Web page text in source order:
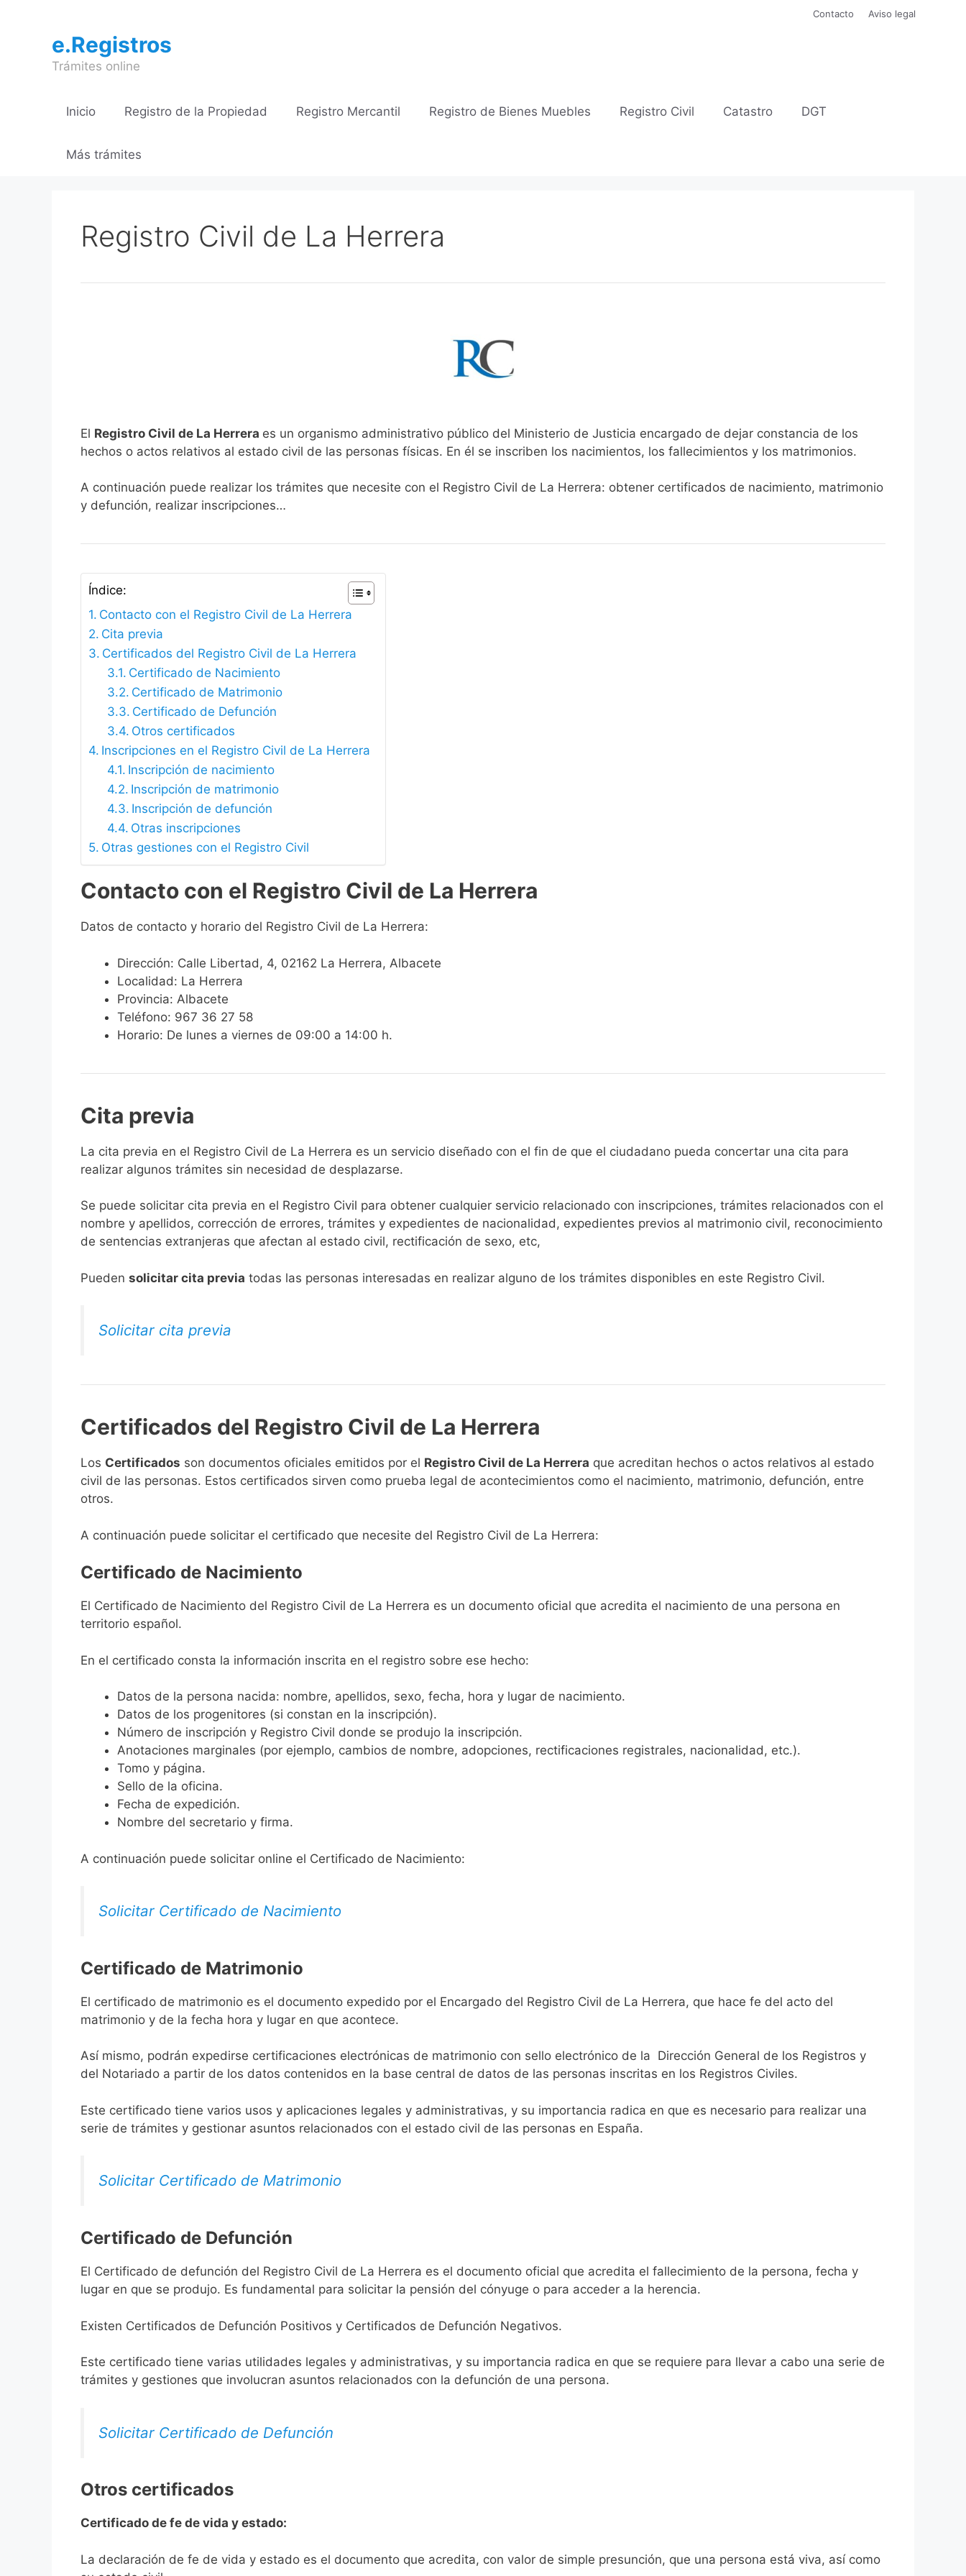
contenido
Contacto Aviso legal
e.Registros
Trámites online
Inicio Registro de la Propiedad Registro Mercantil Registro de Bienes Muebles Registro Civil Catastro DGT
Más trámites
Registro Civil de La Herrera
El Registro Civil de La Herrera es un organismo administrativo público del Ministerio de Justicia encargado de dejar constancia de los
hechos o actos relativos al estado civil de las personas físicas. En él se inscriben los nacimientos, los fallecimientos y los matrimonios.
A continuación puede realizar los trámites que necesite con el Registro Civil de La Herrera: obtener certificados de nacimiento, matrimonio
y defunción, realizar inscripciones…
Índice:
Contacto con el Registro Civil de La Herrera
Cita previa
Certificados del Registro Civil de La Herrera
Certificado de Nacimiento
Certificado de Matrimonio
Certificado de Defunción
Otros certificados
Inscripciones en el Registro Civil de La Herrera
Inscripción de nacimiento
Inscripción de matrimonio
Inscripción de defunción
Otras inscripciones
Otras gestiones con el Registro Civil
Contacto con el Registro Civil de La Herrera
Datos de contacto y horario del Registro Civil de La Herrera:
Dirección: Calle Libertad, 4, 02162 La Herrera, Albacete
Localidad: La Herrera
Provincia: Albacete
Teléfono: 967 36 27 58
Horario: De lunes a viernes de 09:00 a 14:00 h.
Cita previa
​​​​​​​​​​​​​​​​​​​​​​​​​​​​La cita previa en el Registro Civil de La Herrera es un servicio diseñado con el fin de que el ciudadano pueda concertar una cita para
realizar algunos trámites sin necesidad de desplazarse.​
Se puede solicitar cita previa en el Registro Civil para obtener cualquier servicio relacionado con inscripciones, trámites relacionados con el
nombre y apellidos, corrección de errores, trámites y expedientes de nacionalidad, expedientes previos al matrimonio civil, reconocimiento
de sentencias extranjeras que afectan al estado civil, rectificación de sexo, etc,
​Pueden solicitar cita previa todas las personas interesadas en realizar alguno de los trámites disponibles en este Registro Civil.​
Solicitar cita previa
Certificados del Registro Civil de La Herrera
Los Certificados son documentos oficiales emitidos por el Registro Civil de La Herrera que acreditan hechos o actos relativos al estado
civil de las personas. Estos certificados sirven como prueba legal de acontecimientos como el nacimiento, matrimonio, defunción, entre
otros.
A continuación puede solicitar el certificado que necesite del Registro Civil de La Herrera:
Certificado de Nacimiento
El Certificado de Nacimiento del Registro Civil de La Herrera es un documento oficial que acredita el nacimiento de una persona en
territorio español.
En el certificado consta la información inscrita en el registro sobre ese hecho:
Datos de la persona nacida: nombre, apellidos, sexo, fecha, hora y lugar de nacimiento.
Datos de los progenitores (si constan en la inscripción).
Número de inscripción y Registro Civil donde se produjo la inscripción.
Anotaciones marginales (por ejemplo, cambios de nombre, adopciones, rectificaciones registrales, nacionalidad, etc.).
Tomo y página.
Sello de la oficina.
Fecha de expedición.
Nombre del secretario y firma.
A continuación puede solicitar online el Certificado de Nacimiento:
Solicitar Certificado de Nacimiento
Certificado de Matrimonio
El certificado de matrimonio es el documento expedido por el Encargado del Registro Civil de La Herrera, que hace fe del acto del
matrimonio y de la fecha hora y lugar en que acontece.
Así mismo, podrán expedirse certificaciones electrónicas de matrimonio con sello electrónico de la Dirección General de los Registros y
del Notariado a partir de los datos contenidos en la base central de datos de las personas inscritas en los Registros Civiles.
Este certificado tiene varios usos y aplicaciones legales y administrativas, y su importancia radica en que es necesario para realizar una
serie de trámites y gestionar asuntos relacionados con el estado civil de las personas en España.
Solicitar Certificado de Matrimonio
Certificado de Defunción
El Certificado de defunción del Registro Civil de La Herrera es el documento oficial que acredita el fallecimiento de la persona, fecha y
lugar en que se produjo. Es fundamental para solicitar la pensión del cónyuge o para acceder a la herencia.
Existen Certificados de Defunción Positivos y Certificados de Defunción Negativos.
Este certificado tiene varias utilidades legales y administrativas, y su importancia radica en que se requiere para llevar a cabo una serie de
trámites y gestiones que involucran asuntos relacionados con la defunción de una persona.
Solicitar Certificado de Defunción
Otros certificados
Certificado de fe de vida y estado:
La declaración de fe de vida y estado es el documento que acredita, con valor de simple presunción, que una persona está viva, así como